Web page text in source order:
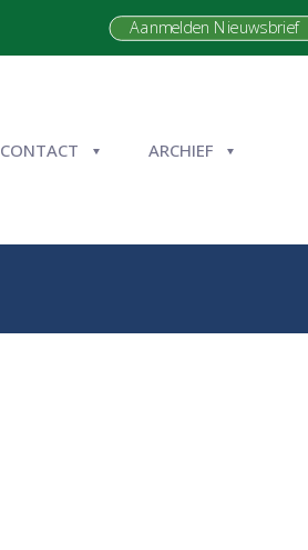
Aanmelden Nieuwsbrief
CONTACT ARCHIEF